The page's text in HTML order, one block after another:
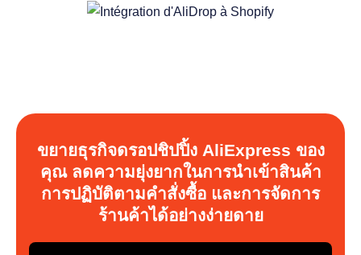
ขยายธุรกิจดรอปชิปปิ้ง AliExpress ของ
คุณ ลดความยุ่งยากในการนำเข้าสินค้า
การปฏิบัติตามคำสั่งซื้อ และการจัดการ
ร้านค้าได้อย่างง่ายดาย